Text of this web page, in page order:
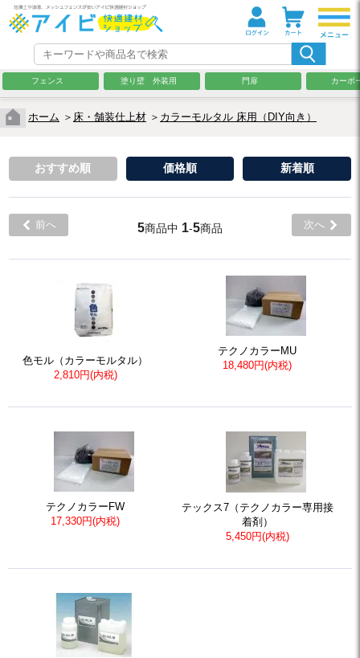
フェンス 塗り壁 外装用 門扉 カーポ
ホーム ＞ 床・舗装仕上材 ＞ カラーモルタル 床用（DIY向き）
おすすめ順 価格順 新着順
前へ 5商品中 1-5商品 次へ
色モル（カラーモルタル）
2,810円(内税)
テクノカラーMU
18,480円(内税)
テクノカラーFW
17,330円(内税)
テックス7（テクノカラー専用接
着剤）
5,450円(内税)